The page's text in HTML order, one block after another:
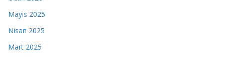
Mayıs 2025
Nisan 2025
Mart 2025